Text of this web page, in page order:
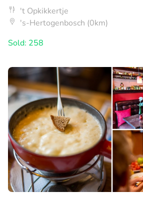
't Opkikkertje
's-Hertogenbosch (0km)
Sold: 258